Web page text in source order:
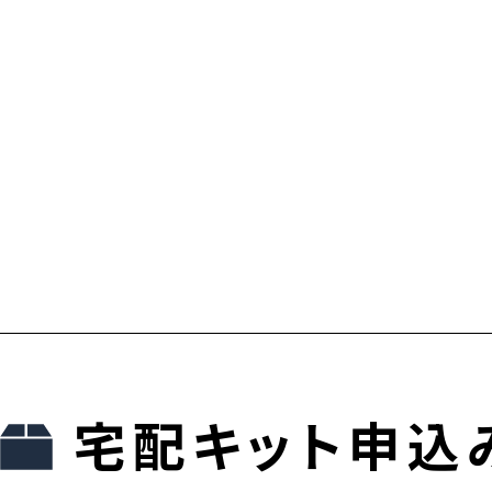
宅配キット申込